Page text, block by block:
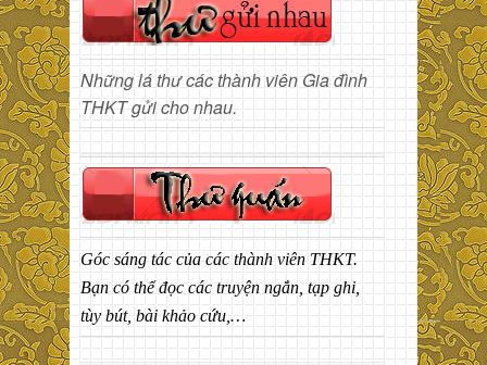
Những lá thư các thành viên Gia đình
THKT gửi cho nhau.
Góc sáng tác của các thành viên THKT.
Bạn có thể đọc các truyện ngắn, tạp ghi,
tùy bút, bài khảo cứu,…